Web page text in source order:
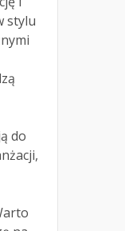
stylu
do